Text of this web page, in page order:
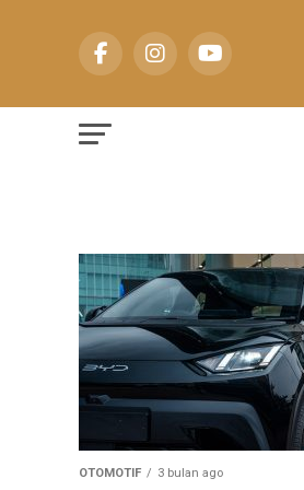
OTOMOTIF 3 bulan ago